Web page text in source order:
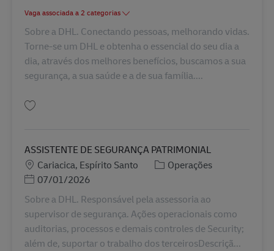
Vaga associada a 2 categorias
Sobre a DHL. Conectando pessoas, melhorando vidas.
Torne-se um DHL e obtenha o essencial do seu dia a
dia, através dos melhores benefícios, buscamos a sua
segurança, a sua saúde e a de sua família....
ASSISTENTE DE SEGURANÇA PATRIMONIAL
Localização
Cariacica, Espírito Santo Categoria
Operações
Posted Date
07/01/2026
Sobre a DHL. Responsável pela assessoria ao
supervisor de segurança. Ações operacionais como
auditorias, processos e demais controles de Security;
além de, suportar o trabalho dos terceirosDescriçã...